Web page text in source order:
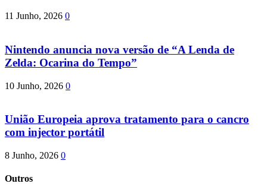
11 Junho, 2026 0
Nintendo anuncia nova versão de “A Lenda de
Zelda: Ocarina do Tempo”
10 Junho, 2026 0
União Europeia aprova tratamento para o cancro
com injector portátil
8 Junho, 2026 0
Outros